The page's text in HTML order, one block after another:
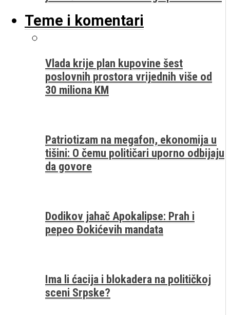
Teme i komentari
Vlada krije plan kupovine šest
poslovnih prostora vrijednih više od
30 miliona KM
Patriotizam na megafon, ekonomija u
tišini: O čemu političari uporno odbijaju
da govore
Dodikov jahač Apokalipse: Prah i
pepeo Đokićevih mandata
Ima li ćacija i blokadera na političkoj
sceni Srpske?